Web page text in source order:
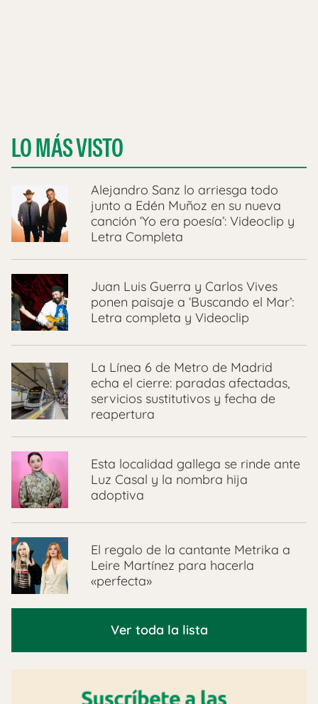
LO MÁS VISTO
Alejandro Sanz lo arriesga todo
junto a Edén Muñoz en su nueva
canción ‘Yo era poesía’: Videoclip y
Letra Completa
Juan Luis Guerra y Carlos Vives
ponen paisaje a ‘Buscando el Mar’:
Letra completa y Videoclip
La Línea 6 de Metro de Madrid
echa el cierre: paradas afectadas,
servicios sustitutivos y fecha de
reapertura
Esta localidad gallega se rinde ante
Luz Casal y la nombra hija
adoptiva
El regalo de la cantante Metrika a
Leire Martínez para hacerla
«perfecta»
Ver toda la lista